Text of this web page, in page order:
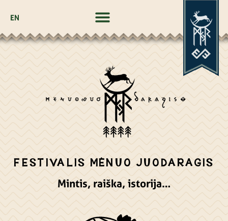
EN
FESTIVALIS MĖNUO JUODARAGIS
Mintis, raiška, istorija…